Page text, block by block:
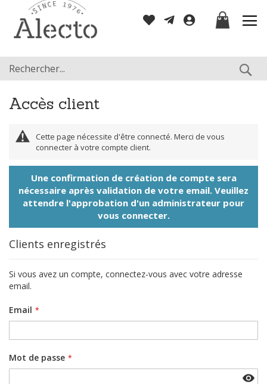
contenu
Mon panier
Accès client
Cette page nécessite d'être connecté. Merci de vous
connecter à votre compte client.
Une confirmation de création de compte sera
nécessaire après validation de votre email. Veuillez
attendre l'approbation d'un administrateur pour
vous connecter.
Clients enregistrés
Si vous avez un compte, connectez-vous avec votre adresse
email.
Email
Mot de passe